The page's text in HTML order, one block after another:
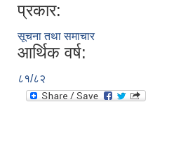
प्रकार:
सूचना तथा समाचार
आर्थिक वर्ष:
८१/८२